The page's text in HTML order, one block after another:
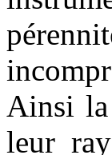
Ainsi la
leur